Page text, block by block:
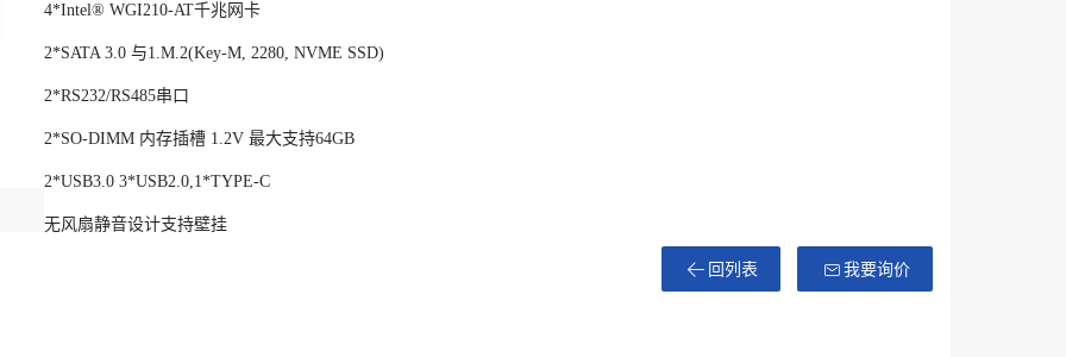
4*Intel® WGI210-AT千兆网卡
2*SATA 3.0 与1.M.2(Key-M, 2280, NVME SSD)
2*RS232/RS485串口
2*SO-DIMM 内存插槽 1.2V 最大支持64GB
2*USB3.0 3*USB2.0,1*TYPE-C
无风扇静音设计支持壁挂
回列表 我要询价